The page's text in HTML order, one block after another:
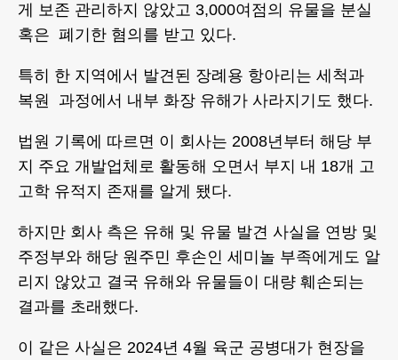
게 보존 관리하지 않았고 3,000여점의 유물을 분실
혹은 폐기한 혐의를 받고 있다.
특히 한 지역에서 발견된 장례용 항아리는 세척과
복원 과정에서 내부 화장 유해가 사라지기도 했다.
법원 기록에 따르면 이 회사는 2008년부터 해당 부
지 주요 개발업체로 활동해 오면서 부지 내 18개 고
고학 유적지 존재를 알게 됐다.
하지만 회사 측은 유해 및 유물 발견 사실을 연방 및
주정부와 해당 원주민 후손인 세미놀 부족에게도 알
리지 않았고 결국 유해와 유물들이 대량 훼손되는
결과를 초래했다.
이 같은 사실은 2024년 4월 육군 공병대가 현장을